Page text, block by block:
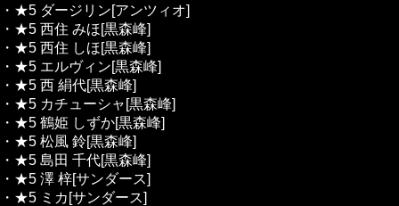
・★5 ダージリン[アンツィオ]
・★5 西住 みほ[黒森峰]
・★5 西住 しほ[黒森峰]
・★5 エルヴィン[黒森峰]
・★5 西 絹代[黒森峰]
・★5 カチューシャ[黒森峰]
・★5 鶴姫 しずか[黒森峰]
・★5 松風 鈴[黒森峰]
・★5 島田 千代[黒森峰]
・★5 澤 梓[サンダース]
・★5 ミカ[サンダース]